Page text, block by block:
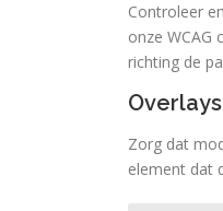
Controleer
onze WCAG
richting de
Zorg dat
element dat